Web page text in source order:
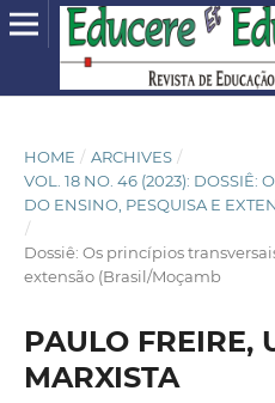
HOME / ARCHIVES /
VOL. 18 NO. 46 (2023): DOSSIÊ:
DO ENSINO, PESQUISA E
/
Dossiê: Os princípios
extensão (Brasil/Moçamb
PAULO FREIRE,
MARXISTA